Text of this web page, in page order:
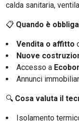
calda sanitaria,
📋 Quando è
Vendita o affitto
Nuove
Accesso a
Annunci
🔍 Cosa valuta il
Isolamento